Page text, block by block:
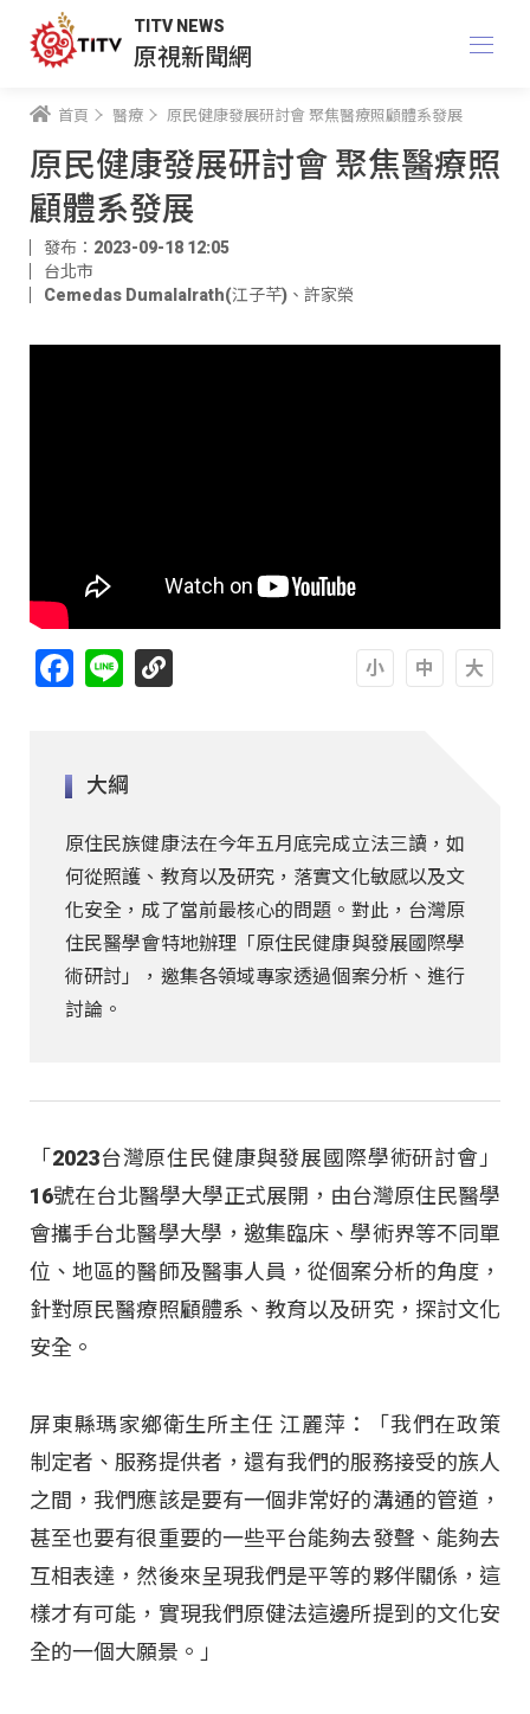
TITV NEWS
原視新聞網
首頁 醫療 原民健康發展研討會 聚焦醫療照顧體系發展
原民健康發展研討會 聚焦醫療照
顧體系發展
發布：2023-09-18 12:05
台北市
Cemedas Dumalalrath(江子芊) 、 許家榮
Facebook
Line
大綱
原住民族健康法在今年五月底完成立法三讀，如
何從照護、教育以及研究，落實文化敏感以及文
化安全，成了當前最核心的問題。對此，台灣原
住民醫學會特地辦理「原住民健康與發展國際學
術研討」，邀集各領域專家透過個案分析、進行
討論。
「2023台灣原住民健康與發展國際學術研討會」
16號在台北醫學大學正式展開，由台灣原住民醫學
會攜手台北醫學大學，邀集臨床、學術界等不同單
位、地區的醫師及醫事人員，從個案分析的角度，
針對原民醫療照顧體系、教育以及研究，探討文化
安全。
屏東縣瑪家鄉衛生所主任 江麗萍：「我們在政策
制定者、服務提供者，還有我們的服務接受的族人
之間，我們應該是要有一個非常好的溝通的管道，
甚至也要有很重要的一些平台能夠去發聲、能夠去
互相表達，然後來呈現我們是平等的夥伴關係，這
樣才有可能，實現我們原健法這邊所提到的文化安
全的一個大願景。」